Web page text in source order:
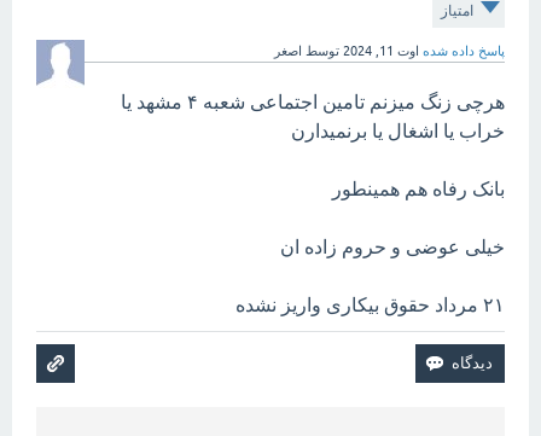
امتیاز
پاسخ داده شده اوت 11, 2024 توسط اصغر
هرچی زنگ میزنم تامین اجتماعی شعبه ۴ مشهد یا
خراب یا اشغال یا برنمیدارن
بانک رفاه هم همینطور
خیلی عوضی و حروم زاده ان
۲۱ مرداد حقوق بیکاری واریز نشده